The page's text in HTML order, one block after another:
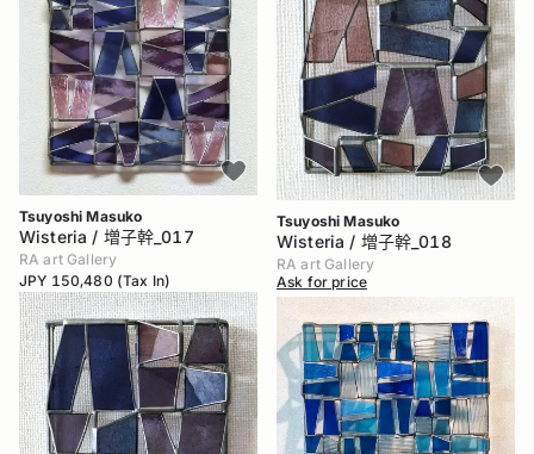
Tsuyoshi Masuko
Wisteria / 増子幹_017
RA art Gallery
JPY 150,480 (Tax In)
Tsuyoshi Masuko
Wisteria / 増子幹_018
RA art Gallery
Ask for price